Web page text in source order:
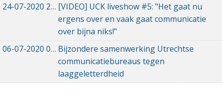
24-07-2020 24-07-2020 13:01
[VIDEO] UCK liveshow #5: "Het gaat nu
ergens over en vaak gaat communicatie
over bijna niks!"
06-07-2020 06-07-2020 17:14
Bijzondere samenwerking Utrechtse
communicatiebureaus tegen
laaggeletterdheid